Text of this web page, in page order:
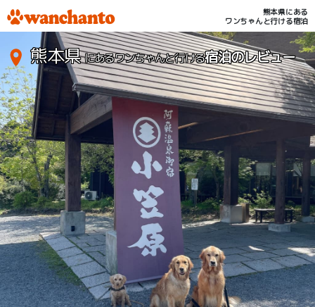
熊本県にある
ワンちゃんと行ける宿泊
熊本県にあるワンちゃんと行ける宿泊のレビュー